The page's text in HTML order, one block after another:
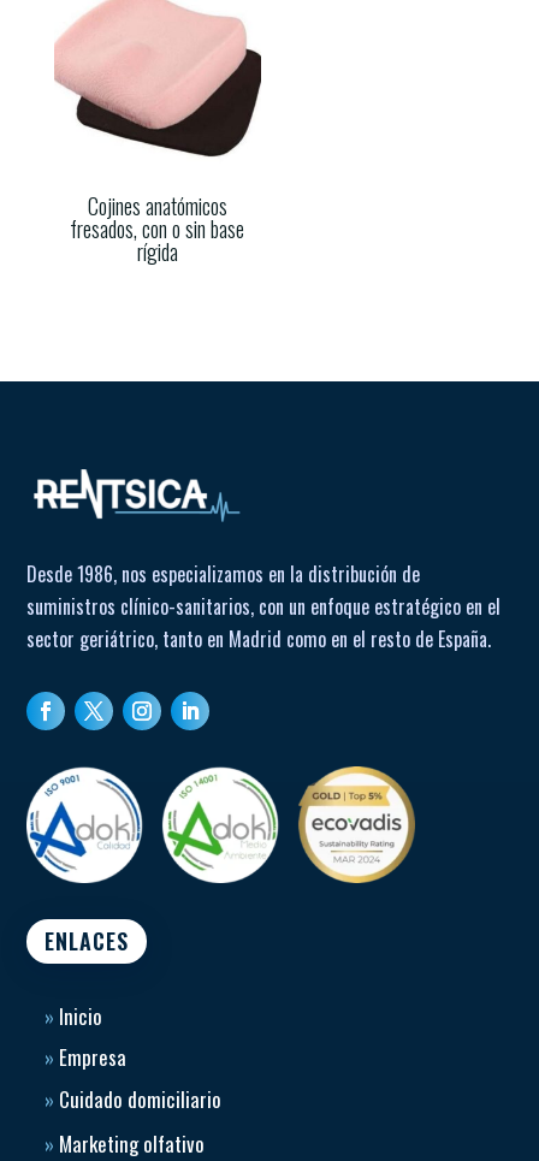
Cojines anatómicos
fresados, con o sin base
rígida
Desde 1986, nos especializamos en la distribución de
suministros clínico-sanitarios, con un enfoque estratégico en el
sector geriátrico, tanto en Madrid como en el resto de España.
ENLACES
» Inicio
» Empresa
» Cuidado domiciliario
» Marketing olfativo